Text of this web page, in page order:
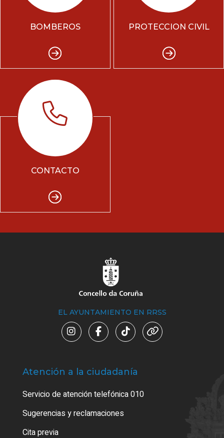
BOMBEROS PROTECCION CIVIL
CONTACTO
EL AYUNTAMIENTO EN RRSS
Atención a la ciudadanía
Servicio de atención telefónica 010
Sugerencias y reclamaciones
Cita previa